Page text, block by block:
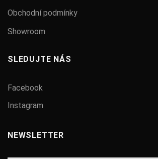
Obchodní podmínky
Showroom
SLEDUJTE NÁS
Facebook
Instagram
NEWSLETTER